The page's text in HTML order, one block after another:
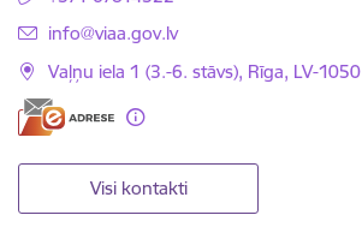
E-pasts:
info@viaa.gov.lv
Vaļņu iela 1 (3.-6. stāvs), Rīga, LV-1050
Visi kontakti